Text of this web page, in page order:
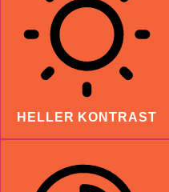
HELLER KONTRAST